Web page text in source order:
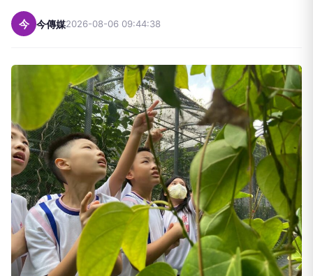
今 今傳媒2026-08-06 09:44:38